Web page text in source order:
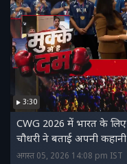
3:30
CWG 2026 में भारत के लिए गोल्ड जीतने वाली अरुंधती
चौधरी ने बताई अपनी कहानी
अगस्त 05, 2026 14:08 pm IST